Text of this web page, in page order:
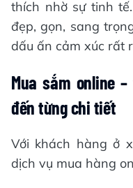
thích nhờ sự tinh
đẹp, gọn, sang
dấu ấn cảm xúc rất
Mua sắm online
đến từng chi tiết
Với khách hàng ở
dịch vụ mua hàng